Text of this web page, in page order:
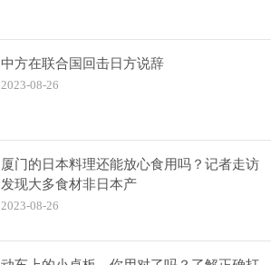
中方在联合国回击日方说辞
2023-08-26
厦门的日本料理还能放心食用吗？记者走访
发现大多食材非日本产
2023-08-26